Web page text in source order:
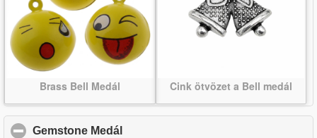
Brass Bell Medál Cink ötvözet a Bell medál
Gemstone Medál